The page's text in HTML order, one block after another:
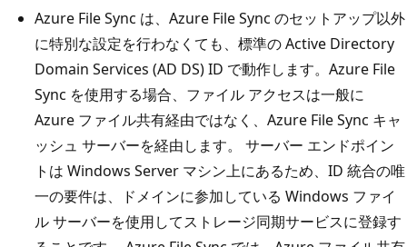
Azure File Sync は、Azure File Sync のセットアップ以外
に特別な設定を行わなくても、標準の Active Directory
Domain Services (AD DS) ID で動作します。Azure File
Sync を使用する場合、ファイル アクセスは一般に
Azure ファイル共有経由ではなく、Azure File Sync キャ
ッシュ サーバーを経由します。 サーバー エンドポイン
トは Windows Server マシン上にあるため、ID 統合の唯
一の要件は、ドメインに参加している Windows ファイ
ル サーバーを使用してストレージ同期サービスに登録す